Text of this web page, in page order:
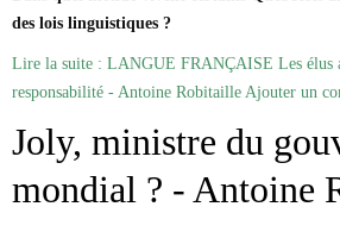
Marie-Eve Doyon
Mathieu Bock Côté
Nathalie Elgrably
Normand Lester
Pierre Martin
Remi Nadeau
Richard Béliveau
Richard Martineau
des lois linguistiques ?
Lire la suite : LANGUE FRANÇAISE Les élus
responsabilité - Antoine Robitaille Ajouter un
Joly, ministre du
mondial ? - Antoine